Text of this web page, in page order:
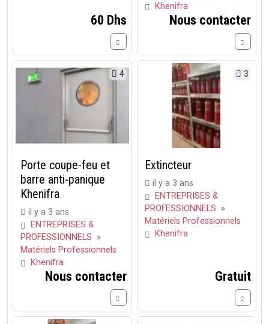
60 Dhs
Khenifra
Nous contacter
4
Porte coupe-feu et
barre anti-panique
Khenifra
il y a 3 ans
ENTREPRISES &
PROFESSIONNELS »
Matériels Professionnels
Khenifra
Nous contacter
3
Extincteur
il y a 3 ans
ENTREPRISES &
PROFESSIONNELS »
Matériels Professionnels
Khenifra
Gratuit